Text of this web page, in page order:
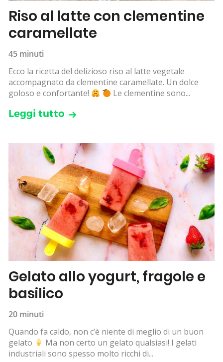
Riso al latte con clementine
caramellate
45 minuti
Ecco la ricetta del delizioso riso al latte vegetale
accompagnato da clementine caramellate. Un dolce
goloso e confortante!
Le clementine sono...
Leggi tutto
Gelato allo yogurt, fragole e
basilico
20 minuti
Quando fa caldo, non c’è niente di meglio di un buon
gelato
Ma non certo un gelato qualsiasi! I gelati
industriali sono spesso molto ricchi di...